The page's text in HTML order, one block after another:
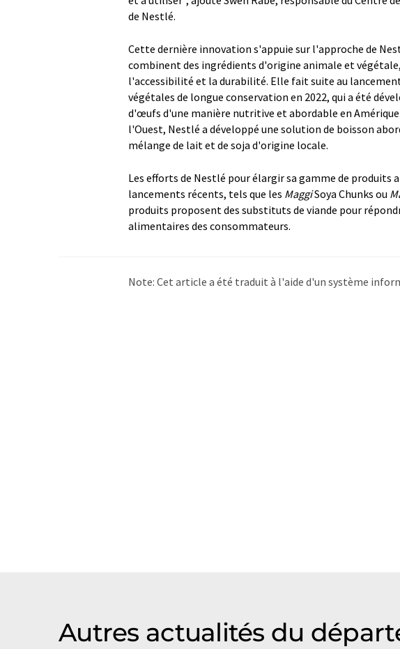
de Nestlé.
Cette dernière innovation s'appuie sur l'approche de
combinent des ingrédients d'origine animale et
l'accessibilité et la durabilité. Elle fait suite au
végétales de longue conservation en 2022, qui a été
d'œufs d'une manière nutritive et abordable en
l'Ouest, Nestlé a développé une solution de boisson
mélange de lait et de soja d'origine locale.
Les efforts de Nestlé pour élargir sa gamme de
lancements récents, tels que les MaggiSoya Chunks ou
produits proposent des substituts de viande pour
alimentaires des consommateurs.
Note: Cet article a été traduit à l'aide d'un système
Autres actualités du